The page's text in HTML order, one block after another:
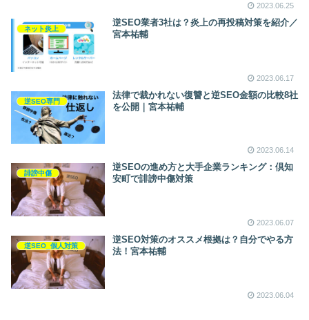
2023.06.25
ネット炎上
逆SEO業者3社は？炎上の再投稿対策を紹介／
宮本祐輔
2023.06.17
逆SEO専門
法律で裁かれない復讐と逆SEO金額の比較8社
を公開｜宮本祐輔
2023.06.14
誹謗中傷
逆SEOの進め方と大手企業ランキング：倶知
安町で誹謗中傷対策
2023.06.07
逆SEO_個人対策
逆SEO対策のオススメ根拠は？自分でやる方
法！宮本祐輔
2023.06.04